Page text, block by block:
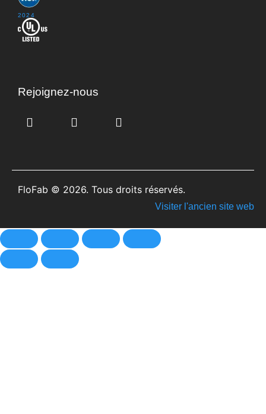
2024
Rejoignez-nous
FloFab © 2026. Tous droits réservés.
Visiter l'ancien site web